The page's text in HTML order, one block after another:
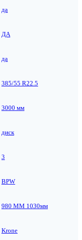
да
ДА
да
385/55 R22.5
3000 мм
диск
3
BPW
980 ММ 1030мм
Krone